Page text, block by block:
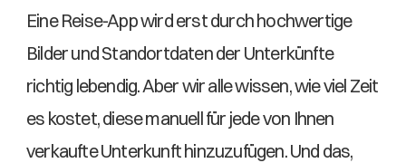
Eine Reise-App wird erst durch hochwertige
Bilder und Standortdaten der Unterkünfte
richtig lebendig. Aber wir alle wissen, wie viel Zeit
es kostet, diese manuell für jede von Ihnen
verkaufte Unterkunft hinzuzufügen. Und das,